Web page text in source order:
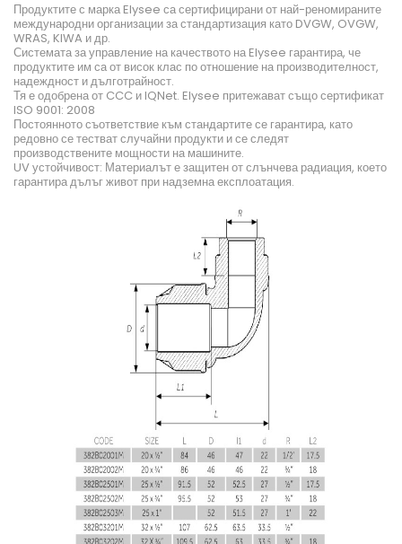
Продуктите с марка Elysee са сертифицирани от най-реномираните
международни организации за стандартизация като DVGW, OVGW,
WRAS, KIWA и др.
Системата за управление на качеството на Elysee гарантира, че
продуктите им са от висок клас по отношение на производителност,
надеждност и дълготрайност.
Тя е одобрена от CCC и IQNet. Elysee притежават също сертификат
ISO 9001: 2008
Постоянното съответствие към стандартите се гарантира, като
редовно се тестват случайни продукти и се следят
производствените мощности на машините.
UV устойчивост: Материалът е защитен от слънчева радиация, което
гарантира дълъг живот при надземна експлоатация.